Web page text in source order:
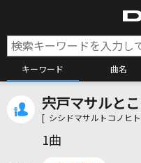
キーワード 曲名
カ
宍戸マサルと
[ シシドマサルトコノヒ
1曲